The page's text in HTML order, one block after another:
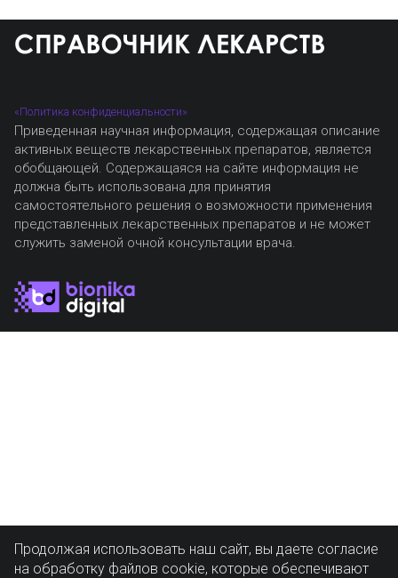
«Политика конфиденциальности»
Приведенная научная информация, содержащая описание
активных веществ лекарственных препаратов, является
обобщающей. Содержащаяся на сайте информация не
должна быть использована для принятия
самостоятельного решения о возможности применения
представленных лекарственных препаратов и не может
служить заменой очной консультации врача.
Продолжая использовать наш сайт, вы даете согласие
на обработку файлов cookie, которые обеспечивают